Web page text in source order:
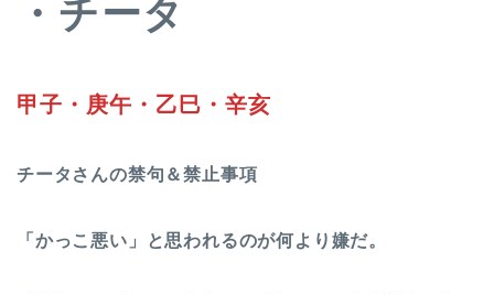
・チータ
甲子・庚午・乙巳・辛亥
チータさんの禁句＆禁止事項
「かっこ悪い」と思われるのが何より嫌だ。